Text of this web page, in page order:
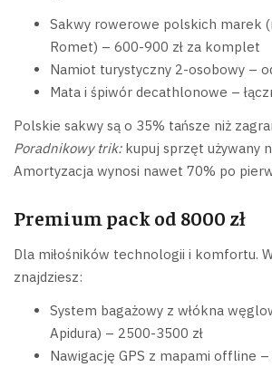
Sakwy rowerowe polskich marek
Romet) – 600-900 zł za komplet
Namiot turystyczny 2-osobowy –
Mata i śpiwór decathlonowe –
Polskie sakwy są o 35% tańsze niż
Poradnikowy trik:kupuj sprzęt używany
Amortyzacja wynosi nawet 70% po
Premium pack od 8000 zł
Dla miłośników technologii i komfortu.
znajdziesz:
System bagażowy z włókna
Apidura) – 2500-3500 zł
Nawigację GPS z mapami offline –